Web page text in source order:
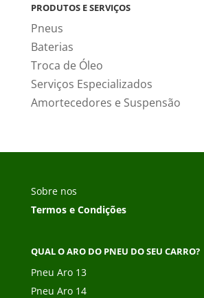
PRODUTOS E SERVIÇOS
Pneus
Baterias
Troca de Óleo
Serviços Especializados
Amortecedores e Suspensão
Sobre nos
Termos e Condições
QUAL O ARO DO PNEU DO SEU CARRO?
Pneu Aro 13
Pneu Aro 14